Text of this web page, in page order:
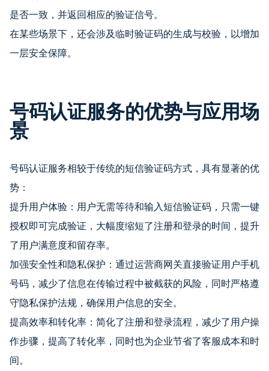
是否一致，并返回相应的验证信号。
在某些场景下，还会涉及临时验证码的生成与校验，以增加
一层安全保障。
号码认证服务的优势与应用场
景
号码认证服务相较于传统的短信验证码方式，具有显著的优
势：
提升用户体验：用户无需等待和输入短信验证码，只需一键
授权即可完成验证，大幅度缩短了注册和登录的时间，提升
了用户满意度和留存率。
加强安全性和隐私保护：通过运营商网关直接验证用户手机
号码，减少了信息在传输过程中被截获的风险，同时严格遵
守隐私保护法规，确保用户信息的安全。
提高效率和转化率：简化了注册和登录流程，减少了用户操
作步骤，提高了转化率，同时也为企业节省了客服成本和时
间。